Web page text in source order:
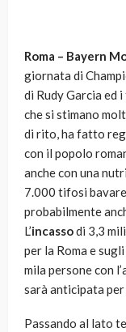
Roma – Bayern
giornata di
di Rudy Garcia ed
che si stimano
di rito, ha fatto
con il popolo
anche con una
7.000 tifosi
probabilmente
L’incassodi 3,3
per la Roma e
mila persone con
sarà anticipata
Passando al lato